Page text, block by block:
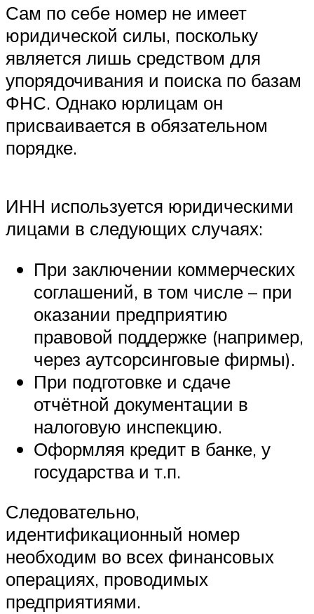
Сам по себе номер не имеет
юридической силы, поскольку
является лишь средством для
упорядочивания и поиска по базам
ФНС. Однако юрлицам он
присваивается в обязательном
порядке.
ИНН используется юридическими
лицами в следующих случаях:
При заключении коммерческих
соглашений, в том числе – при
оказании предприятию
правовой поддержке (например,
через аутсорсинговые фирмы).
При подготовке и сдаче
отчётной документации в
налоговую инспекцию.
Оформляя кредит в банке, у
государства и т.п.
Следовательно,
идентификационный номер
необходим во всех финансовых
операциях, проводимых
предприятиями.